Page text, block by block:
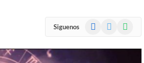
Siguenos Facebook